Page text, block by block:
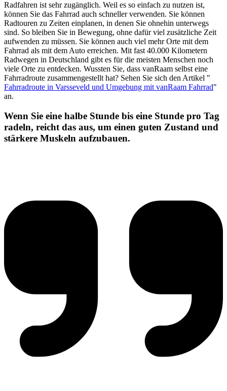
Radfahren ist sehr zugänglich. Weil es so einfach zu nutzen ist,
können Sie das Fahrrad auch schneller verwenden. Sie können
Radtouren zu Zeiten einplanen, in denen Sie ohnehin unterwegs
sind. So bleiben Sie in Bewegung, ohne dafür viel zusätzliche Zeit
aufwenden zu müssen. Sie können auch viel mehr Orte mit dem
Fahrrad als mit dem Auto erreichen. Mit fast 40.000 Kilometern
Radwegen in Deutschland gibt es für die meisten Menschen noch
viele Orte zu entdecken. Wussten Sie, dass vanRaam selbst eine
Fahrradroute zusammengestellt hat? Sehen Sie sich den Artikel "​
Fahrradroute in Varsseveld und Umgebung mit vanRaam Fahrrad"
an.
Wenn Sie eine halbe Stunde bis eine Stunde pro Tag
radeln, reicht das aus, um einen guten Zustand und
stärkere Muskeln aufzubauen.